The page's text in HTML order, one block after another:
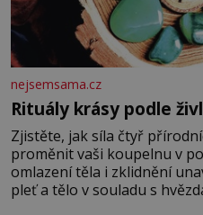
nejsemsama.cz
Rituály krásy podle
Zjistěte, jak síla čtyř
proměnit vaši koupelnu v
omlazení těla i zklidnění
pleť a tělo v souladu s